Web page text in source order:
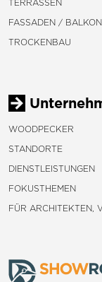
TERRASSEN
FASSADEN /
TROCKENBAU
WOODPECKER
STANDORTE
DIENSTLEISTUNGEN
FOKUSTHEMEN
FÜR ARCHITEKTEN,